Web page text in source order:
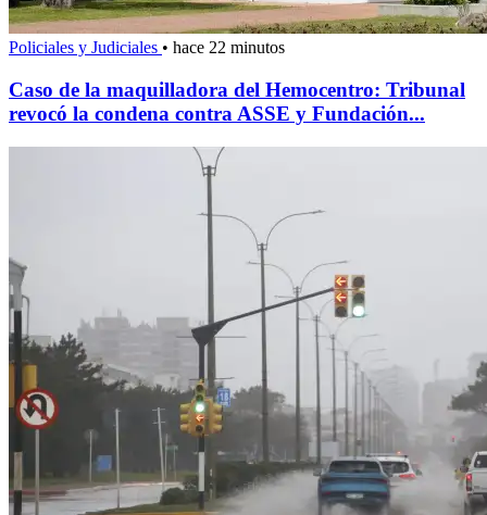
Policiales y Judiciales • hace 22 minutos
Caso de la maquilladora del Hemocentro: Tribunal
revocó la condena contra ASSE y Fundación...